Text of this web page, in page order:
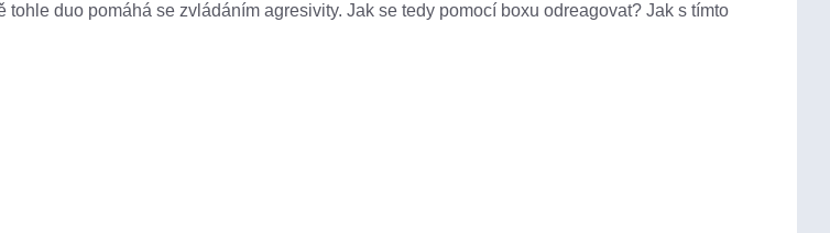
tohle duo pomáhá se zvládáním agresivity. Jak se tedy pomocí boxu odreagovat? Jak s tímto